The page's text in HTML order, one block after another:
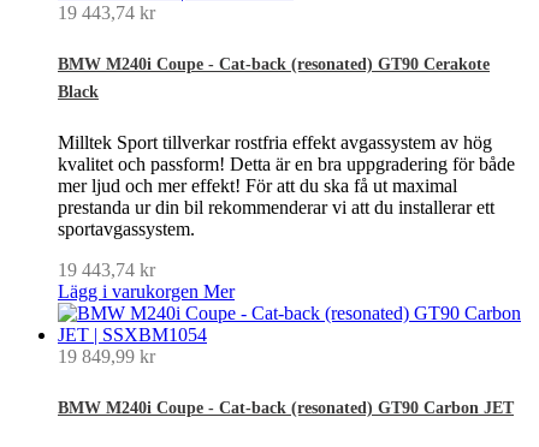
19 443,74 kr
BMW M240i Coupe - Cat-back (resonated) GT90 Cerakote
Black
Milltek Sport tillverkar rostfria effekt avgassystem av hög
kvalitet och passform! Detta är en bra uppgradering för både
mer ljud och mer effekt! För att du ska få ut maximal
prestanda ur din bil rekommenderar vi att du installerar ett
sportavgassystem.
19 443,74 kr
Lägg i varukorgen Mer
19 849,99 kr
BMW M240i Coupe - Cat-back (resonated) GT90 Carbon JET